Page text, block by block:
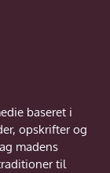
baseret i
opskrifter og
madens
til